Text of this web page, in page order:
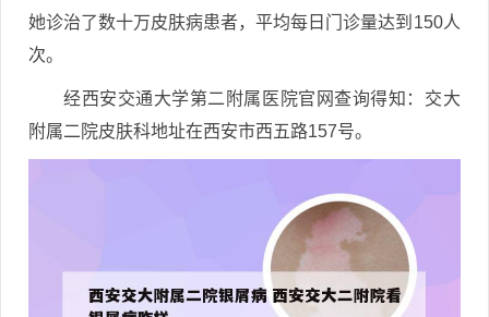
她诊治了数十万皮肤病患者，平均每日门诊量达到150人
次。
经西安交通大学第二附属医院官网查询得知：交大
附属二院皮肤科地址在西安市西五路157号。